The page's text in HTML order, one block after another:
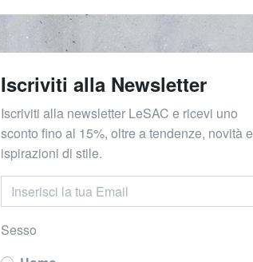
Iscriviti alla Newsletter
Iscriviti alla newsletter LeSAC e ricevi uno
sconto fino al 15%, oltre a tendenze, novità e
ispirazioni di stile.
Sesso